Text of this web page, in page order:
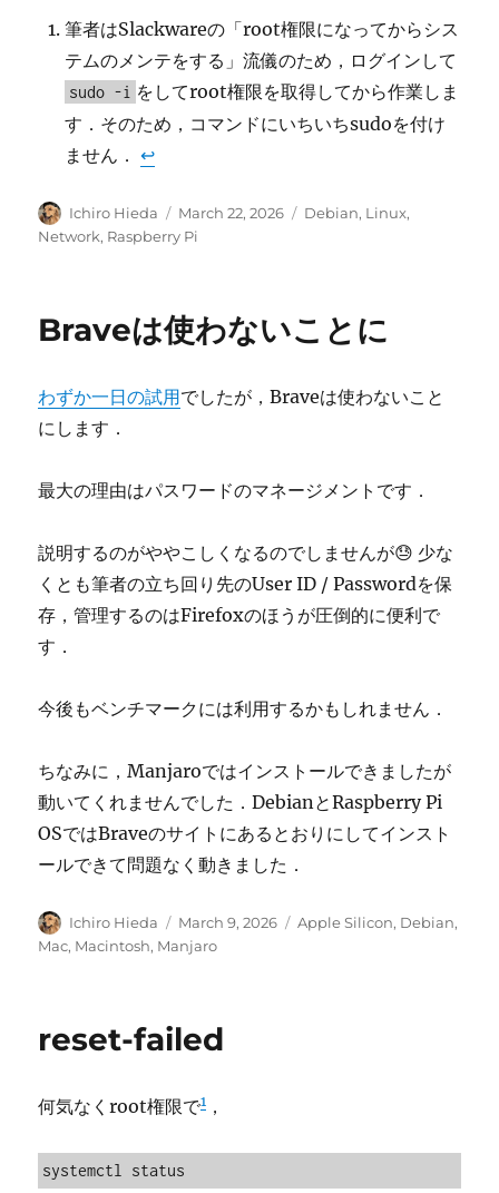
筆者はSlackwareの「root権限になってからシス
テムのメンテをする」流儀のため，ログインして
sudo -i をしてroot権限を取得してから作業しま
す．そのため，コマンドにいちいちsudoを付け
ません．↩︎
Author
Ichiro Hieda
Posted
on
March 22, 2026 Categories
Debian, Linux,
Network, Raspberry Pi
Braveは使わないことに
わずか一日の試用でしたが，Braveは使わないこと
にします．
最大の理由はパスワードのマネージメントです．
説明するのがややこしくなるのでしませんが😓 少な
くとも筆者の立ち回り先のUser ID / Passwordを保
存，管理するのはFirefoxのほうが圧倒的に便利で
す．
今後もベンチマークには利用するかもしれません．
ちなみに，Manjaroではインストールできましたが
動いてくれませんでした．DebianとRaspberry Pi
OSではBraveのサイトにあるとおりにしてインスト
ールできて問題なく動きました．
Author
Ichiro Hieda
Posted
on
March 9, 2026 Categories
Apple Silicon, Debian,
Mac, Macintosh, Manjaro
reset-failed
何気なくroot権限で1 ，
systemctl status